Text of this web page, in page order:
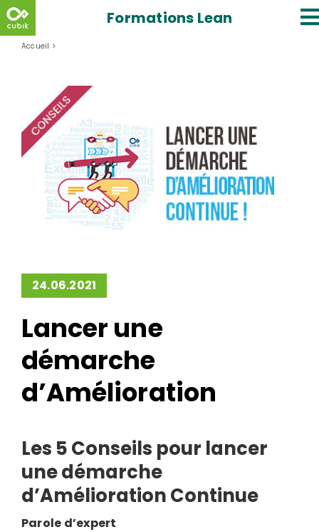
Skip
to
content
Formations Lean
Accueil >
24.06.2021
Lancer une
démarche
d’Amélioration
Les 5 Conseils pour lancer
une démarche
d’Amélioration Continue
Parole d’expert
Search
for: